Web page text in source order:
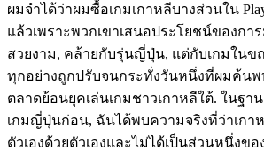
ผมจำได้ว่าผมซื้อเกมเกาหลีบางส่วนใน
แล้วเพราะพวกเขาเสนอประโยชน์ของก
สวยงาม, คล้ายกับรุ่นญี่ปุ่น, แต่กับเกมใน
ทุกอย่างถูกปรับจนกระทั่งวันหนึ่งที่ผมค้นพ
ตลาดย้อนยุคเล่นเกมชาวเกาหลีใต้. ในฐา
เกมญี่ปุ่นก่อน, ฉันได้พบความจริงที่ว่าเกา
ตัวเองด้วยตัวเองและไม่ได้เป็นส่วนหนึ่งข